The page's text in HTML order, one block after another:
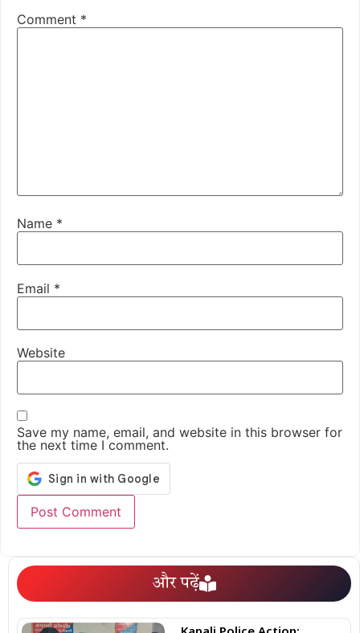
Comment *
Name *
Email *
Website
Save my name, email, and website in this browser for
the next time I comment.
और पढ़ें